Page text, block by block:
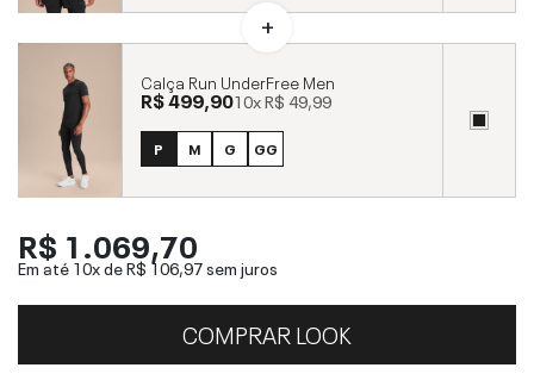
Calça Run UnderFree Men
R$ 499,9010xR$ 49,99
P M G GG
R$ 1.069,70
Em até 10x deR$ 106,97sem juros
COMPRAR LOOK